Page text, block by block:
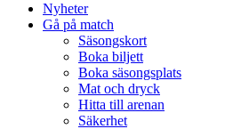
Nyheter
Gå på match
Säsongskort
Boka biljett
Boka säsongsplats
Mat och dryck
Hitta till arenan
Säkerhet